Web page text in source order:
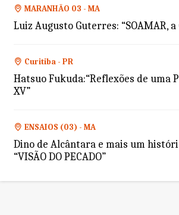
MARANHÃO 03 - MA
Luiz Augusto Guterres: “SOAMAR,
Curitiba - PR
Hatsuo Fukuda:“Reflexões de uma
XV”
ENSAIOS (03) - MA
Dino de Alcântara e mais um
“VISÃO DO PECADO”